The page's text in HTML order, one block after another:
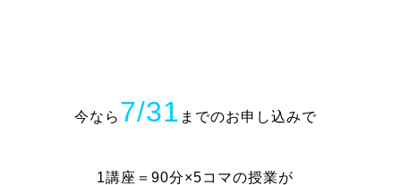
今なら 7/31 までのお申し込みで
1講座＝90分×5コマの授業が